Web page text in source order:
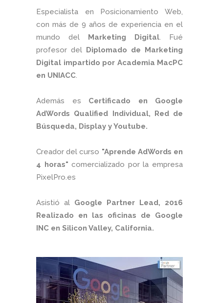
Especialista en Posicionamiento Web,
con más de 9 años de experiencia en el
mundo del Marketing Digital. Fué
profesor del Diplomado de Marketing
Digital impartido por Academia MacPC
en UNIACC.
Además es Certificado en Google
AdWords Qualified Individual, Red de
Búsqueda, Display y Youtube.
Creador del curso "Aprende AdWords en
4 horas" comercializado por la empresa
PixelPro.es
Asistió al Google Partner Lead, 2016
Realizado en las oficinas de Google
INC en Silicon Valley, California.